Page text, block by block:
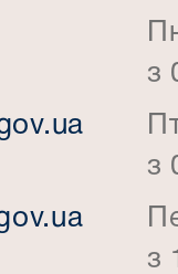
з
з
з